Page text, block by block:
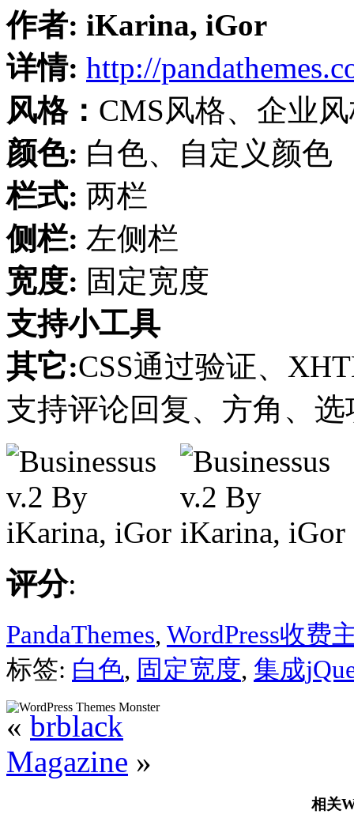
作者: iKarina, iGor
详情: http://
风格： CMS风格、企业
颜色: 白色、自定义颜色
栏式: 两栏
侧栏: 左侧栏
宽度: 固定宽度
支持小工具
其它:CSS通过验证、
支持评论回复、方角、
评分:
PandaThemes, WordPress收费
标签: 白色, 固定宽度, 集成
« brblack
Magazine »
相关